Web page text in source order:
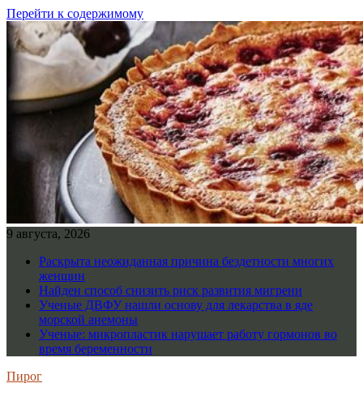
Перейти к содержимому
9 августа, 2026
Раскрыта неожиданная причина бездетности многих
женщин
Найден способ снизить риск развития мигрени
Ученые ДВФУ нашли основу для лекарства в яде
морской анемоны
Ученые: микропластик нарушает работу гормонов во
время беременности
Пирог